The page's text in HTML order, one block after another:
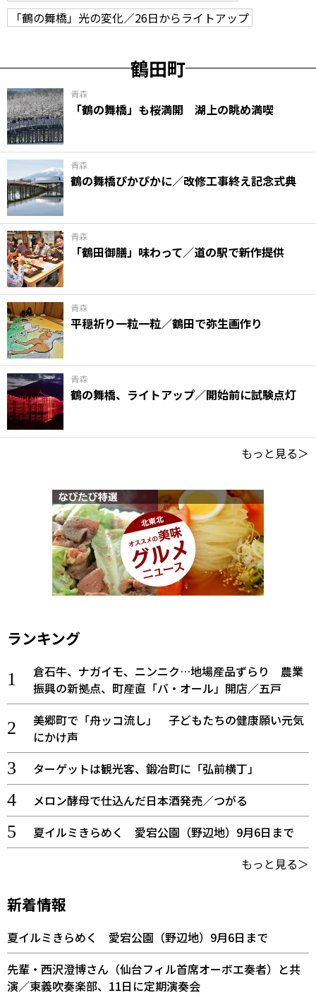
「鶴の舞橋」光の変化／26日からライトアップ
鶴田町
青森
「鶴の舞橋」も桜満開 湖上の眺め満喫
青森
鶴の舞橋ぴかぴかに／改修工事終え記念式典
青森
「鶴田御膳」味わって／道の駅で新作提供
青森
平穏祈り一粒一粒／鶴田で弥生画作り
青森
鶴の舞橋、ライトアップ／開始前に試験点灯
もっと見る＞
ランキング
倉石牛、ナガイモ、ニンニク…地場産品ずらり 農業
振興の新拠点、町産直「バ・オール」開店／五戸
美郷町で「舟ッコ流し」 子どもたちの健康願い元気
にかけ声
ターゲットは観光客、鍛冶町に「弘前横丁」
メロン酵母で仕込んだ日本酒発売／つがる
夏イルミきらめく 愛宕公園（野辺地）9月6日まで
もっと見る＞
新着情報
夏イルミきらめく 愛宕公園（野辺地）9月6日まで
先輩・西沢澄博さん（仙台フィル首席オーボエ奏者）と共
演／東義吹奏楽部、11日に定期演奏会